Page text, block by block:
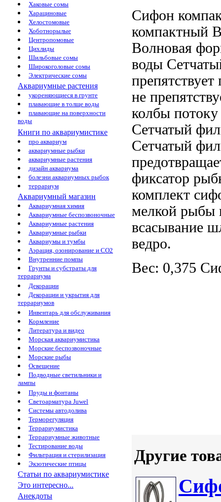
Хаковые сомы
Харациновые
Хелостомовые
Хоботнорылые
Центропомовые
Цихлиды
Шильбовые сомы
Широкоголовые сомы
Электрические сомы
Аквариумные растения
укореняющиеся в грунте
плавающие в толще воды
плавающие на поверхности
воды
Книги по аквариумистике
про аквариум
аквариумные рыбки
аквариумные растения
дизайн аквариума
болезни аквариумных рыбок
террариум
Аквариумный магазин
Аквариумная химия
Аквариумные беспозвоночные
Аквариумные растения
Аквариумные рыбки
Аквариумы и тумбы
Аэрация, озонирование и CO2
Внутренние помпы
Грунты и субстраты для
террариума
Декорации
Декорации и укрытия для
террариумов
Инвентарь для обслуживания
Кормление
Литература и видео
Морская аквариумистика
Морские беспозвоночные
Морские рыбы
Освещение
Подводные светильники и
лампы
Пруды и фонтаны
Светоарматура Juwel
Системы автодолива
Терморегуляция
Террариумистика
Террариумные животные
Тестирование воды
Фильтрация и стерилизация
Экзотические птицы
Статьи по аквариумистике
Это интересно...
Анекдоты
Сифон
компактный
Волновая
воды
не
колбы
Сетчатый
Сетчатый
фиксатор
комплект
мелкой рыбы
всасывание
ведро.
Вес: 0,375
Другие